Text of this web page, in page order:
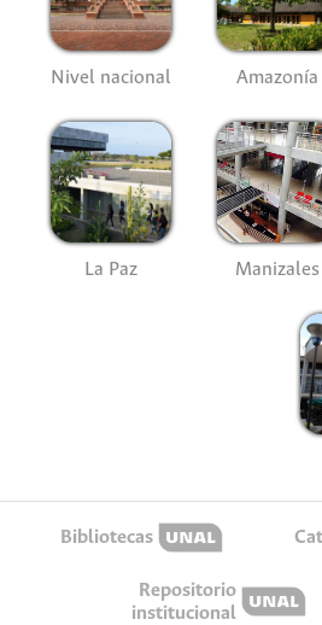
Nivel nacional Amazonía
La Paz Manizales
Bibliotecas
Repositorio
institucional